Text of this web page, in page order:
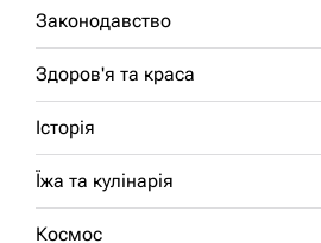
Законодавство
Здоров'я та краса
Історія
Їжа та кулінарія
Космос